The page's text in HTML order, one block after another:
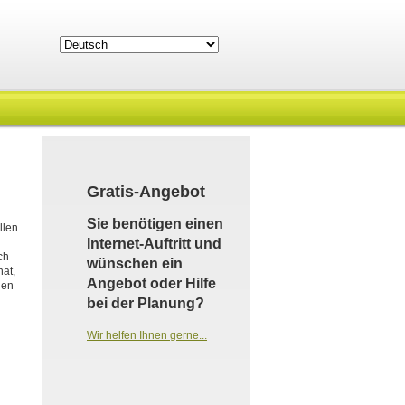
Gratis-Angebot
Sie benötigen einen
Internet-Auftritt und
wünschen ein
Angebot oder Hilfe
bei der Planung?
Wir helfen Ihnen gerne...